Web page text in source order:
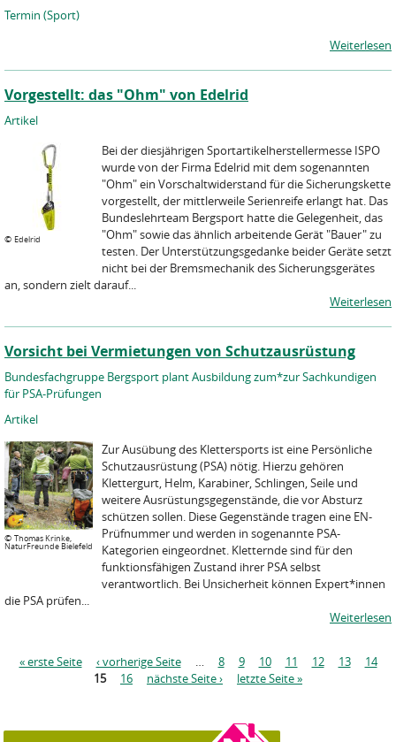
Termin (Sport)
Weiterlesen
Vorgestellt: das "Ohm" von Edelrid
Artikel
© Edelrid
Bei der diesjährigen Sportartikelherstellermesse ISPO
wurde von der Firma Edelrid mit dem sogenannten
"Ohm" ein Vorschaltwiderstand für die Sicherungskette
vorgestellt, der mittlerweile Serienreife erlangt hat. Das
Bundeslehrteam Bergsport hatte die Gelegenheit, das
"Ohm" sowie das ähnlich arbeitende Gerät "Bauer" zu
testen. Der Unterstützungsgedanke beider Geräte setzt
nicht bei der Bremsmechanik des Sicherungsgerätes
an, sondern zielt darauf...
Weiterlesen
Vorsicht bei Vermietungen von Schutzausrüstung
Bundesfachgruppe Bergsport plant Ausbildung zum*zur Sachkundigen
für PSA-Prüfungen
Artikel
© Thomas Krinke,
NaturFreunde Bielefeld
Zur Ausübung des Klettersports ist eine Persönliche
Schutzausrüstung (PSA) nötig. Hierzu gehören
Klettergurt, Helm, Karabiner, Schlingen, Seile und
weitere Ausrüstungsgegenstände, die vor Absturz
schützen sollen. Diese Gegenstände tragen eine EN-
Prüfnummer und werden in sogenannte PSA-
Kategorien eingeordnet. Kletternde sind für den
funktionsfähigen Zustand ihrer PSA selbst
verantwortlich. Bei Unsicherheit können Expert*innen
die PSA prüfen...
Weiterlesen
e
« erste Seite ‹ vorherige Seite … 8 9 10 11 12 13
14
15
16 nächste Seite › letzte Seite »